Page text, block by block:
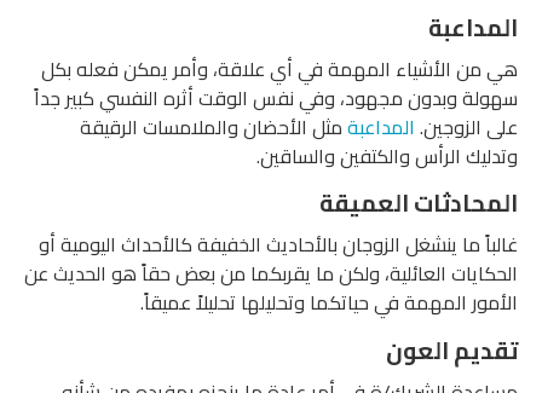
المداعبة
هي من الأشياء المهمة في أي علاقة، وأمر يمكن فعله بكل
سهولة وبدون مجهود، وفي نفس الوقت أثره النفسي كبير جداً
على الزوجين. المداعبةمثل الأحضان والملامسات الرقيقة
وتدليك الرأس والكتفين والساقين.
المحادثات العميقة
غالباً ما ينشغل الزوجان بالأحاديث الخفيفة كالأحداث اليومية أو
الحكايات العائلية، ولكن ما يقربكما من بعض حقاً هو الحديث عن
الأمور المهمة في حياتكما وتحليلها تحليلاً عميقاً.
تقديم العون